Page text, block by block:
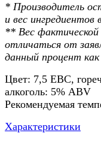
* Производитель
и вес ингредиентов
** Вес
отличаться от
данный процент
Цвет: 7,5 EBC,
алкоголь: 5% ABV
Рекомендуемая
Характеристики